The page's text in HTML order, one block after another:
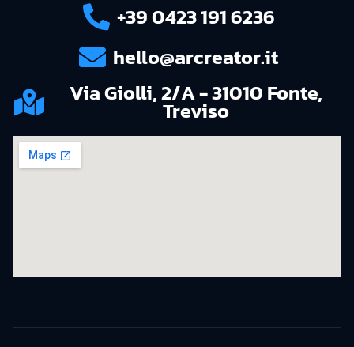
+39 0423 191 6236
hello@arcreator.it
Via Giolli, 2/A - 31010 Fonte,
Treviso